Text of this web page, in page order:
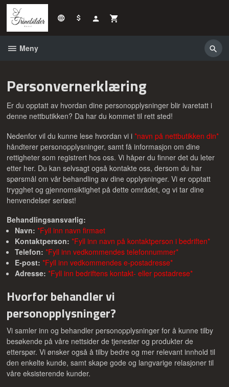
Gå
innholdet
Meny
Personvernerklæring
Er du opptatt av hvordan dine personopplysninger blir ivaretatt i
denne nettbutikken? Da har du kommet til rett sted!
Nedenfor vil du kunne lese hvordan vi i*navn på nettbutikken din*
håndterer personopplysninger, samt få informasjon om dine
rettigheter som registrert hos oss. Vi håper du finner det du leter
etter her. Du kan selvsagt også kontakte oss, dersom du har
spørsmål om vår behandling av dine opplysninger. Vi er opptatt
trygghet og gjennomsiktighet på dette området, og vi tar dine
henvendelser seriøst!
Behandlingsansvarlig:
Navn: *Fyll inn navn firmaet
Kontaktperson: *Fyll inn navn på kontaktperson i bedriften*
Telefon: *Fyll inn vedkommendes telefonnummer*
E-post: *Fyll inn vedkommendes e-postadresse*
Adresse: *Fyll inn bedriftens kontakt- eller postadrese*
Hvorfor behandler vi
personopplysninger?
Vi samler inn og behandler personopplysninger for å kunne tilby
besøkende på våre nettsider de tjenester og produkter de
etterspør. Vi ønsker også å tilby bedre og mer relevant innhold til
den enkelte kunde, samt skape gode og langvarige relasjoner til
våre eksisterende kunder.